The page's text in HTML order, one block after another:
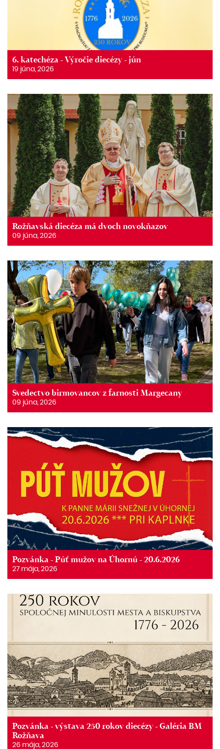
6. katechéza - Výročie diecézy - jún
19 júna, 2026
Rožňavská diecéza má dvoch novokňazov
09 júna, 2026
Svedectvo birmovancov z farnosti Margecany
09 júna, 2026
Pozvánka - Púť mužov na Úhornú - 20.6.2026
27 mája, 2026
Pozvánka - výstava 250 rokov diecézy - Galéria BM
Rožňava
26 mája, 2026